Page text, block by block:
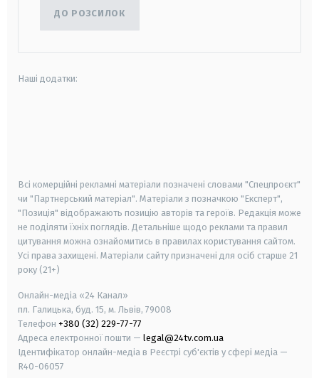
ДО РОЗСИЛОК
Наші додатки:
Всі комерційні рекламні матеріали позначені словами "Спецпроєкт"
чи "Партнерський матеріал". Матеріали з позначкою "Експерт",
"Позиція" відображають позицію авторів та героїв. Редакція може
не поділяти їхніх поглядів. Детальніше щодо реклами та правил
цитування можна ознайомитись в правилах користування сайтом.
Усі права захищені. Матеріали сайту призначені для осіб старше 21
року (21+)
Онлайн-медіа «24 Канал»
пл. Галицька, буд. 15, м. Львів, 79008
Телефон +380 (32) 229-77-77
Адреса електронної пошти — legal@24tv.com.ua
Ідентифікатор онлайн-медіа в Реєстрі суб'єктів у сфері медіа —
R40-06057